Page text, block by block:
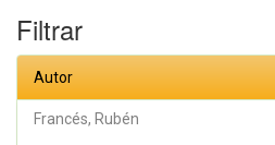
Filtrar
Autor
Francés, Rubén